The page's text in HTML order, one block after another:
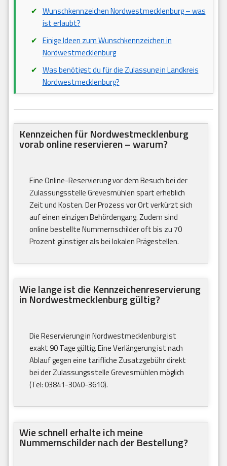
Wunschkennzeichen Nordwestmecklenburg – was
ist erlaubt?
Einige Ideen zum Wunschkennzeichen in
Nordwestmecklenburg
Was benötigst du für die Zulassung in Landkreis
Nordwestmecklenburg?
Kennzeichen für Nordwestmecklenburg
vorab online reservieren – warum?
Eine Online-Reservierung vor dem Besuch bei der
Zulassungsstelle Grevesmühlen spart erheblich
Zeit und Kosten. Der Prozess vor Ort verkürzt sich
auf einen einzigen Behördengang. Zudem sind
online bestellte Nummernschilder oft bis zu 70
Prozent günstiger als bei lokalen Prägestellen.
Wie lange ist die Kennzeichenreservierung
in Nordwestmecklenburg gültig?
Die Reservierung in Nordwestmecklenburg ist
exakt 90 Tage gültig. Eine Verlängerung ist nach
Ablauf gegen eine tarifliche Zusatzgebühr direkt
bei der Zulassungsstelle Grevesmühlen möglich
(Tel: 03841-3040-3610).
Wie schnell erhalte ich meine
Nummernschilder nach der Bestellung?